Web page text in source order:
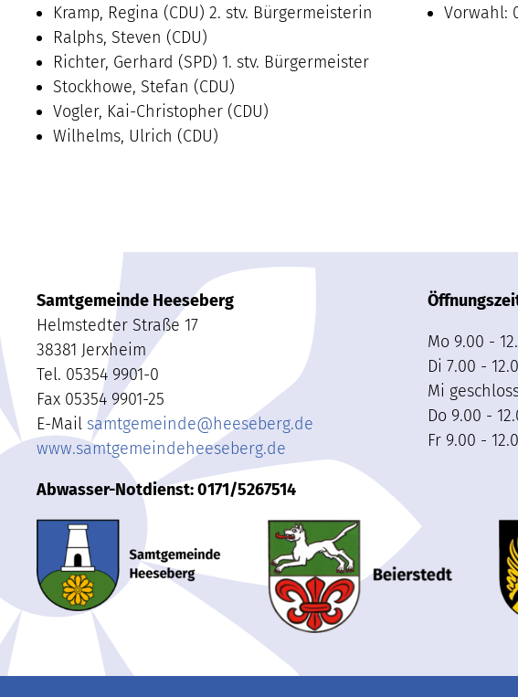
Kramp, Regina (CDU) 2. stv. Bürgermeisterin
Ralphs, Steven (CDU)
Richter, Gerhard (SPD) 1. stv. Bürgermeister
Stockhowe, Stefan (CDU)
Vogler, Kai-Christopher (CDU)
Wilhelms, Ulrich (CDU)
Vorwahl:
Samtgemeinde Heeseberg
Helmstedter Straße 17
38381 Jerxheim
Tel. 05354 9901-0
Fax 05354 9901-25
E-Mail samtgemeinde@heeseberg.de
www.samtgemeindeheeseberg.de
Abwasser-Notdienst: 0171/5267514
Mo 9.00 -
Di 7.00 -
Mi
Do 9.00 -
Fr 9.00 -